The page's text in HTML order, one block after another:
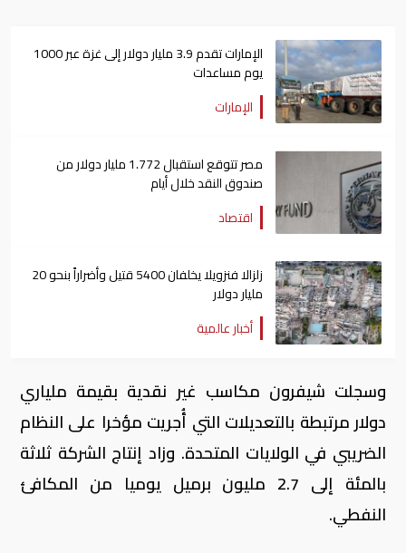
الإمارات تقدم 3.9 مليار دولار إلى غزة عبر 1000
يوم مساعدات
الإمارات
مصر تتوقع استقبال 1.772 مليار دولار من
صندوق النقد خلال أيام
اقتصاد
زلزالا فنزويلا يخلفان 5400 قتيل وأضراراً بنحو 20
مليار دولار
أخبار عالمية
وسجلت شيفرون مكاسب غير نقدية بقيمة ملياري
دولار مرتبطة بالتعديلات التي أُجريت مؤخرا على النظام
الضريبي في الولايات المتحدة. وزاد إنتاج الشركة ثلاثة
بالمئة إلى 2.7 مليون برميل يوميا من المكافئ
النفطي.